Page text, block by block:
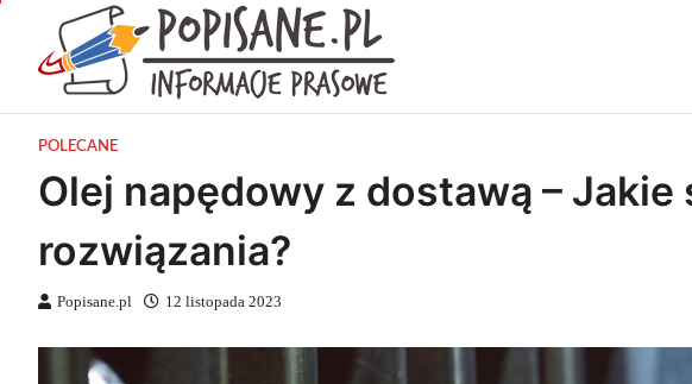
content
POLECANE
Olej napędowy z dostawą –
rozwiązania?
Popisane.pl 12 listopada 2023